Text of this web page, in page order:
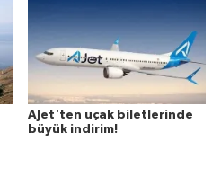
AJet'ten uçak biletlerinde
büyük indirim!